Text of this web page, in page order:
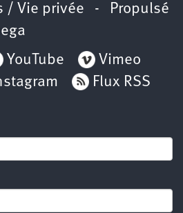
/ Vie privée - Propulsé
YouTube
Vimeo
Flux RSS